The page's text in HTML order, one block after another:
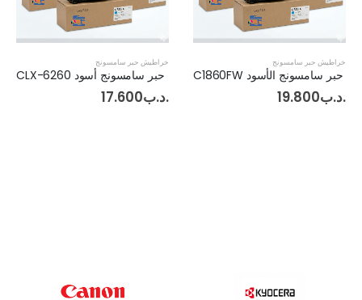
خراطيش حبر سامسونج
حبر سامسونج الأسود C1860FW
.د.ب19.800
خراطيش حبر سامسونج
حبر سامسونج أسود CLX-6260
.د.ب17.600